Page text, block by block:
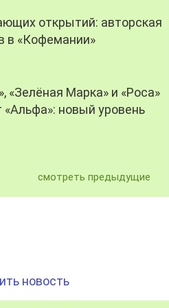
открытий: авторская
в «Кофемании»
«Зелёная Марка» и «Роса»
«Альфа»: новый уровень
смотреть предыдущие
новость